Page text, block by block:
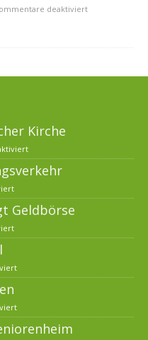
deaktiviert
Kirche
Geldbörse